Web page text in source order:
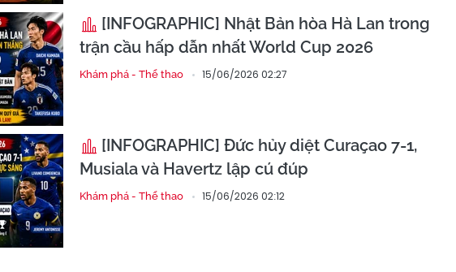
[INFOGRAPHIC] Nhật Bản hòa Hà Lan trong
trận cầu hấp dẫn nhất World Cup 2026
Khám phá - Thể thao 15/06/2026 02:27
[INFOGRAPHIC] Đức hủy diệt Curaçao 7-1,
Musiala và Havertz lập cú đúp
Khám phá - Thể thao 15/06/2026 02:12